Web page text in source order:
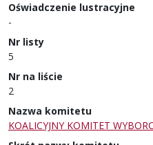
Oświadczenie lustracyjne
-
Nr listy
5
Nr na liście
2
Nazwa komitetu
KOALICYJNY KOMITET